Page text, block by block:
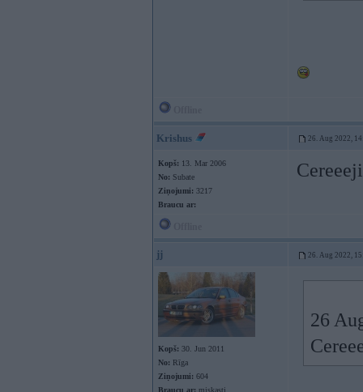
Krishus 26. Aug 2022,
Kopš: 13. Mar 2006
No: Subate
Ziņojumi: 3217
Braucu ar:
jj 26. Aug 2022,
Kopš: 30. Jun 2011
No: Rīga
Ziņojumi: 604
Braucu ar: miskasti
26